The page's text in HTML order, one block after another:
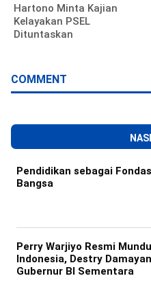
Hartono Minta Kajian
Kelayakan PSEL
Dituntaskan
COMMENT
Pendidikan sebagai
Bangsa
Perry Warjiyo Resmi
Indonesia, Destry
Gubernur BI Sementara